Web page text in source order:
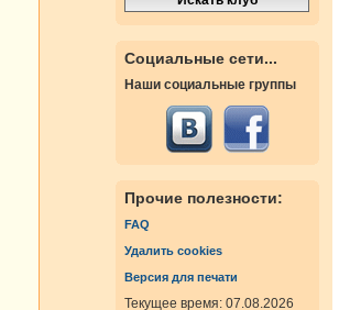
Социальные сети...
Наши социальные группы
Прочие полезности:
FAQ
Удалить cookies
Версия для печати
Текущее время: 07.08.2026